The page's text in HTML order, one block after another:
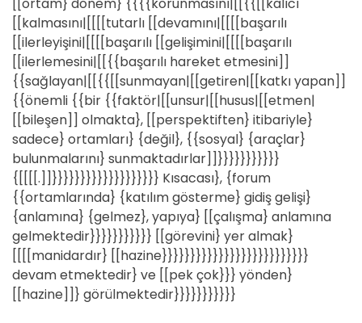
[[kalmasını|[[[[tutarlı [[devamını|[[[[başarılı
[[ilerleyişini|[[[[başarılı [[gelişimini|[[[[başarılı
[[ilerlemesini|[[{{başarılı hareket etmesini]]
{{sağlayan|[[{{[[sunmayan|[[getiren|[[katkı yapan]]
{{önemli {{bir {{faktör|[[unsur|[[husus|[[etmen|
[[bileşen]] olmakta}, [[perspektiften} itibariyle}
sadece} ortamları} {değil}, {{sosyal} {araçlar}
bulunmalarını} sunmaktadırlar]]}}}}}}}}}}}
{[[[[.]]}}}}}}}}}}}}}}}}}}} Kısacası}, {forum
{{ortamlarında} {katılım gösterme} gidiş gelişi}
{anlamına} {gelmez}, yapıya} [[çalışma} anlamına
gelmektedir}}}}}}}}}}} [[görevini} yer almak}
[[[[manidardır} [[hazine}}}}}}}}}}}}}}}}}}}}}}}}}}
devam etmektedir} ve [[pek çok}}} yönden}
[[hazine]]} görülmektedir}}}}}}}}}}}